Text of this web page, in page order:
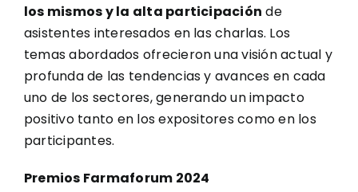
los mismos y la alta participación de
asistentes interesados en las charlas. Los
temas abordados ofrecieron una visión actual y
profunda de las tendencias y avances en cada
uno de los sectores, generando un impacto
positivo tanto en los expositores como en los
participantes.
Premios Farmaforum 2024